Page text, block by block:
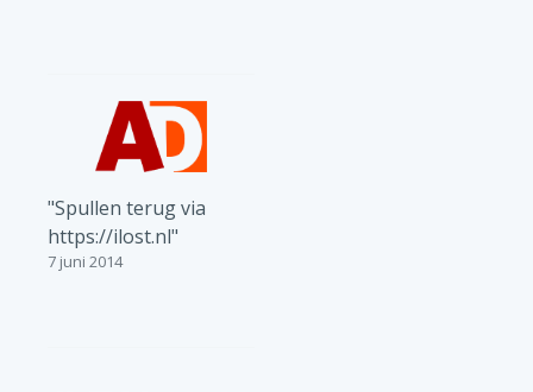
"Spullen terug via
https://ilost.nl"
7 juni 2014